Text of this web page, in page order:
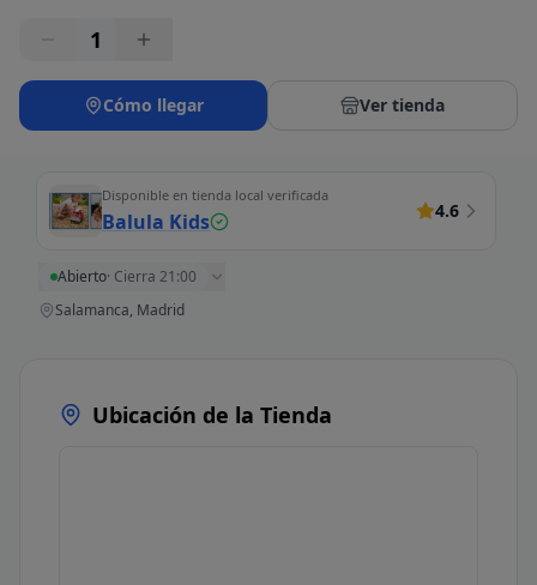
1
Cómo llegar Ver tienda
Disponible en tienda local verificada
Balula Kids 4.6
Abierto· Cierra 21:00
Salamanca, Madrid
Ubicación de la Tienda